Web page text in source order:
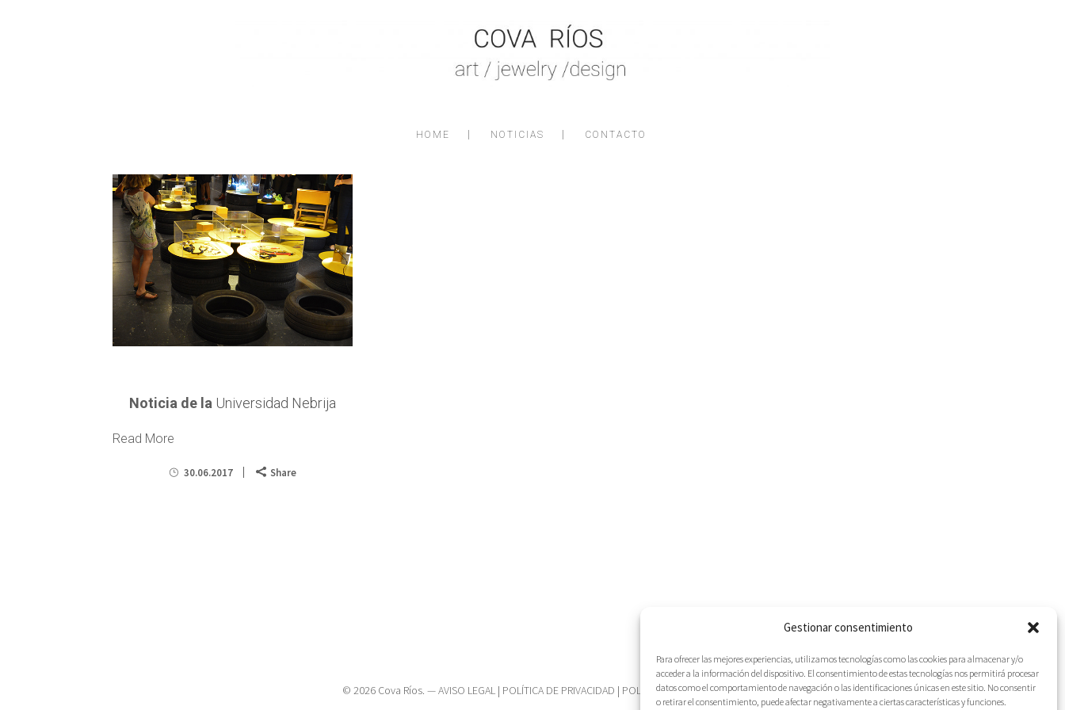
Gestionar consentimiento
Para ofrecer las mejores experiencias, utilizamos tecnologías como las cookies para almacenar y/o
acceder a la información del dispositivo. El consentimiento de estas tecnologías nos permitirá procesar
datos como el comportamiento de navegación o las identificaciones únicas en este sitio. No consentir
o retirar el consentimiento, puede afectar negativamente a ciertas características y funciones.
HOME NOTICIAS CONTACTO
Noticia de la Universidad Nebrija
Read More
30.06.2017 Share
© 2026 Cova Ríos. —AVISO LEGAL | POLÍTICA DE PRIVACIDAD | POLÍTICA DE COOKIES